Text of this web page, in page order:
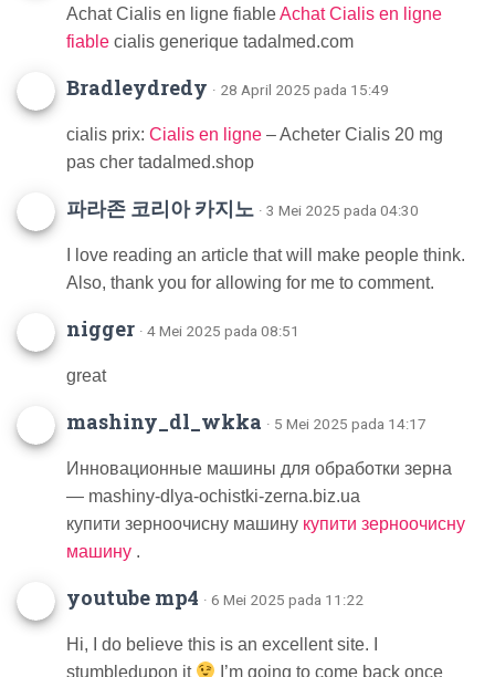
Achat Cialis en ligne fiableAchat Cialis en ligne
fiable cialis generique tadalmed.com
Bradleydredy · 28 April 2025 pada 15:49
cialis prix: Cialis en ligne – Acheter Cialis 20 mg
pas cher tadalmed.shop
파라존 코리아 카지노 · 3 Mei 2025 pada 04:30
I love reading an article that will make people think.
Also, thank you for allowing for me to comment.
nigger · 4 Mei 2025 pada 08:51
great
mashiny_dl_wkka · 5 Mei 2025 pada 14:17
Инновационные машины для обработки зерна
— mashiny-dlya-ochistki-zerna.biz.ua
купити зерноочисну машину купити зерноочисну
машину .
youtube mp4 · 6 Mei 2025 pada 11:22
Hi, I do believe this is an excellent site. I
stumbledupon it
I’m going to come back once